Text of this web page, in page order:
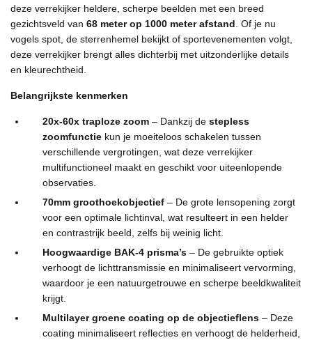
deze verrekijker heldere, scherpe beelden met een breed
gezichtsveld van 68 meter op 1000 meter afstand. Of je nu
vogels spot, de sterrenhemel bekijkt of sportevenementen volgt,
deze verrekijker brengt alles dichterbij met uitzonderlijke details
en kleurechtheid.
Belangrijkste kenmerken
20x-60x traploze zoom – Dankzij de stepless
zoomfunctie kun je moeiteloos schakelen tussen
verschillende vergrotingen, wat deze verrekijker
multifunctioneel maakt en geschikt voor uiteenlopende
observaties.
70mm groothoekobjectief – De grote lensopening zorgt
voor een optimale lichtinval, wat resulteert in een helder
en contrastrijk beeld, zelfs bij weinig licht.
Hoogwaardige BAK-4 prisma’s – De gebruikte optiek
verhoogt de lichttransmissie en minimaliseert vervorming,
waardoor je een natuurgetrouwe en scherpe beeldkwaliteit
krijgt.
Multilayer groene coating op de objectieflens – Deze
coating minimaliseert reflecties en verhoogt de helderheid,